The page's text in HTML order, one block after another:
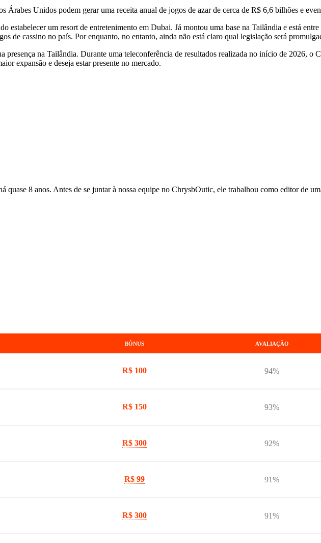
Árabes Unidos podem gerar uma receita anual de jogos de azar de cerca de R$ 6,6 bilhões e
estabelecer um resort de entretenimento em Dubai. Já montou uma base na Tailândia e está
de cassino no país. Por enquanto, no entanto, ainda não está claro qual legislação será
presença na Tailândia. Durante uma teleconferência de resultados realizada no início de 2026,
expansão e deseja estar presente no mercado.
8 anos. Antes de se juntar à nossa equipe no ChrysbOutic, ele trabalhou como editor de
BÔNUS AVALIAÇÃO
R$ 100 94%
R$ 150 93%
R$ 300 92%
R$ 99 91%
R$ 300 91%